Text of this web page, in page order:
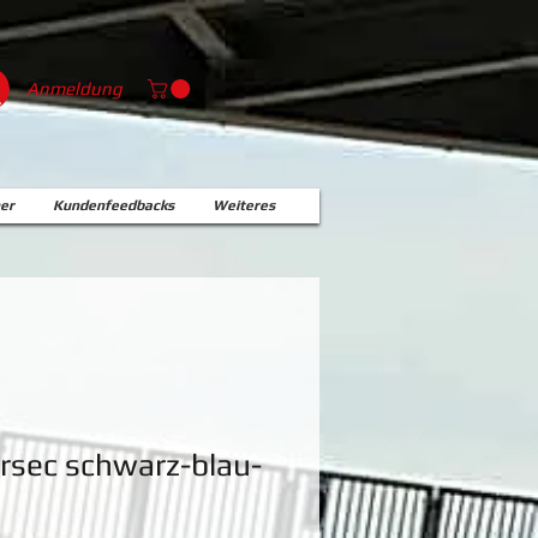
Anmeldung
Kundenfeedbacks Weiteres
schwarz-blau-